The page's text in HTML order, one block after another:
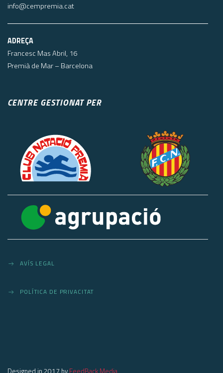
info@cempremia.cat
ADREÇA
Francesc Mas Abril, 16
Premià de Mar – Barcelona
CENTRE GESTIONAT PER
AVÍS LEGAL
POLÍTICA DE PRIVACITAT